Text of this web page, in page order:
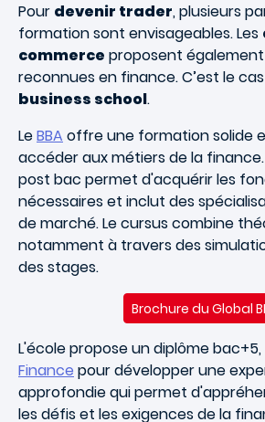
Pour devenir trader, plusieurs
formation sont envisageables. Les
commerce proposent
reconnues en finance. C’est le
business school.
LeBBA offre une formation solide
accéder aux métiers de la
post bac permet d'acquérir les
nécessaires et inclut des
de marché. Le cursus combine
notamment à travers des
des stages.
Brochure du Global
L'école propose un diplôme bac+5,
Finance pour développer une
approfondie qui permet
les défis et les exigences de la